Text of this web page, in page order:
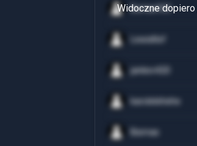
Bartas933
LewisKef
jankev420
karolelehehe
Bismas